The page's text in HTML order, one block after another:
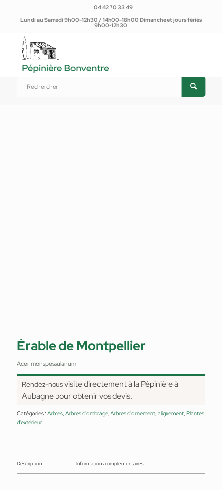
04 42 70 33 49
Lundi au Samedi 9h00-12h30 / 14h00-18h00 Dimanche et jours fériés
9h00-12h30
Érable de Montpellier
Érable de Montpellier
Acer monspessulanum
Rendez-nousvisite directement à la Pépinière à
Aubagne pour obtenir vos devis.
Catégories : Arbres, Arbres d'ombrage, Arbres d'ornement, alignement, Plantes
d'extérieur
Description Informations complémentaires